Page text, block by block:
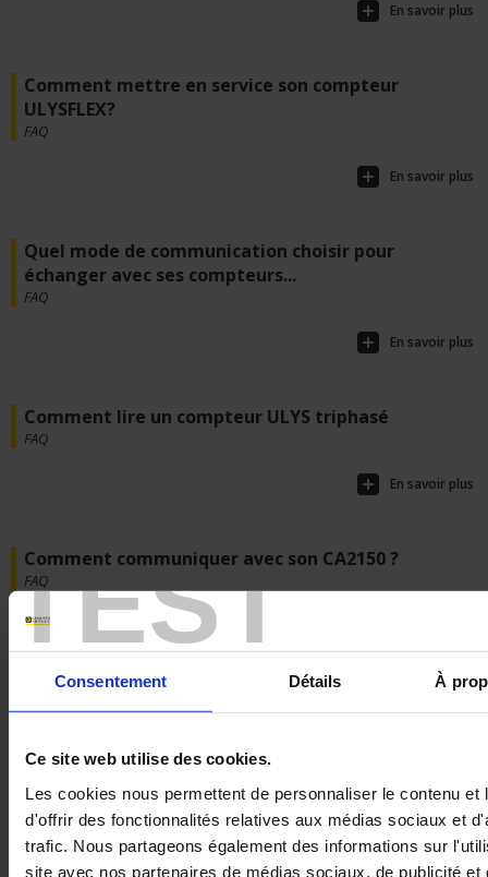
TEST
Consentement Détails À
Ce site web utilise des cookies.
Les cookies nous permettent de personnaliser le contenu et
d'offrir des fonctionnalités relatives aux médias sociaux et
trafic. Nous partageons également des informations sur
site avec nos partenaires de médias sociaux, de publicité et
En savoir plus
Comment mettre en service son compteur
ULYSFLEX?
FAQ
En savoir plus
Quel mode de communication choisir pour
échanger avec ses compteurs...
FAQ
En savoir plus
Comment lire un compteur ULYS triphasé
FAQ
En savoir plus
Comment communiquer avec son CA2150 ?
FAQ
TTA ou TT : Paramétrage et...
En savoir plus